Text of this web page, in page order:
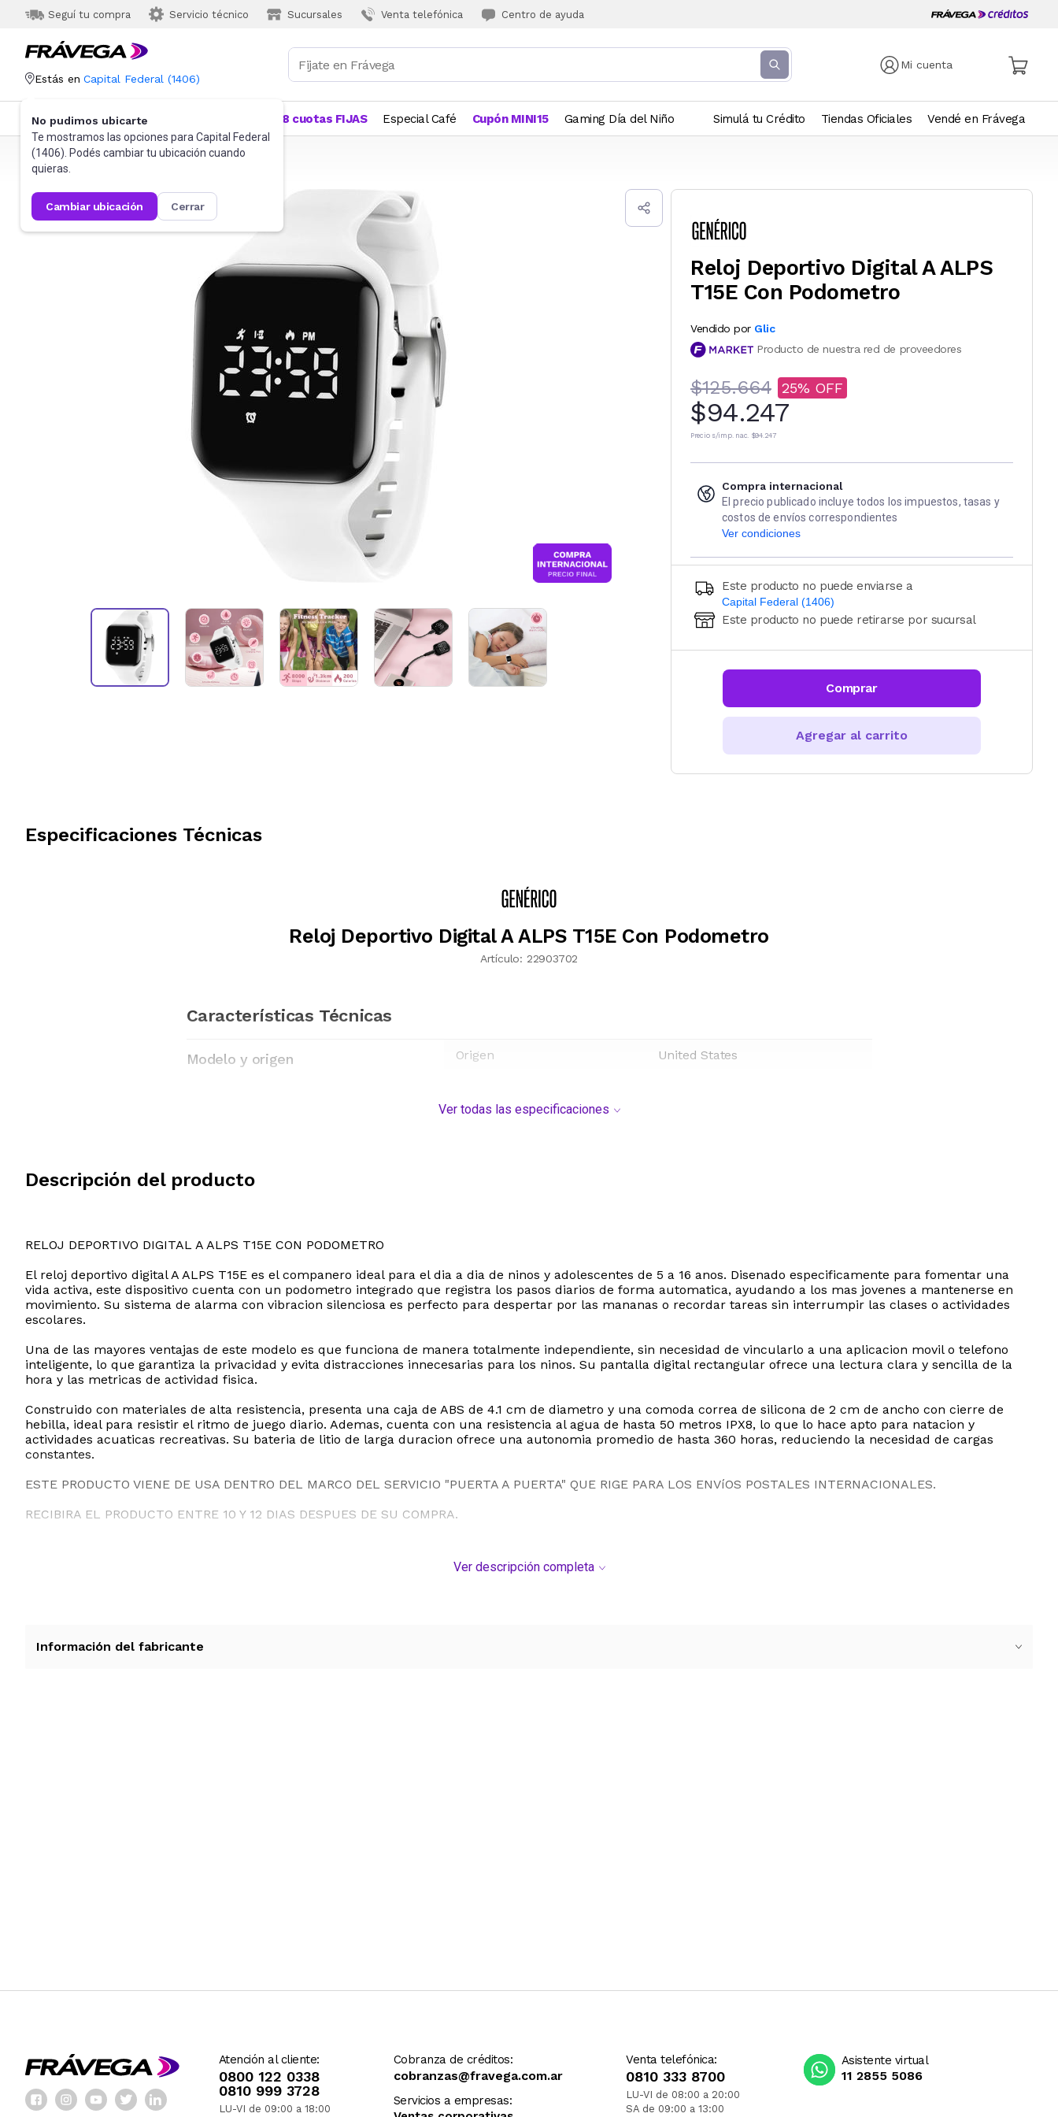
Seguí tu compra Servicio técnico Sucursales Venta telefónica Centro de ayuda
Mi cuenta
Estás en Capital Federal (1406)
No pudimos ubicarte
Te mostramos las opciones para Capital Federal
(1406). Podés cambiar tu ubicación cuando
quieras.
cambiar ubicación cerrar
Categorías Más Vendidos 18 cuotas FIJAS Especial Café Cupón MINI15 Gaming Día del Niño Simulá tu Crédito Tiendas Oficiales Vendé en Frávega
Frávega Relojes Relojes para niños
Reloj Deportivo Digital A ALPS
T15E Con Podometro
Vendido por Glic
Producto de nuestra red de proveedores
$125.664 25
$94.247
Precio s/imp. nac. $94.247
Compra internacional
El precio publicado incluye todos los impuestos, tasas y
costos de envíos correspondientes
Ver condiciones
Este producto no puede enviarse a
Capital Federal (1406)
Ingresá código postal (sólo números)
CALCULAR
Este producto no puede retirarse por sucursal
Comprar
Agregar al carrito
Especificaciones Técnicas
Reloj Deportivo Digital A ALPS T15E Con Podometro
Artículo: 22903702
Características Técnicas
Modelo y origen Origen United States
Ver todas las especificaciones
Descripción del producto
RELOJ DEPORTIVO DIGITAL A ALPS T15E CON PODOMETRO
El reloj deportivo digital A ALPS T15E es el companero ideal para el dia a dia de ninos y adolescentes de 5 a 16 anos. Disenado especificamente para fomentar una
vida activa, este dispositivo cuenta con un podometro integrado que registra los pasos diarios de forma automatica, ayudando a los mas jovenes a mantenerse en
movimiento. Su sistema de alarma con vibracion silenciosa es perfecto para despertar por las mananas o recordar tareas sin interrumpir las clases o actividades
escolares.
Una de las mayores ventajas de este modelo es que funciona de manera totalmente independiente, sin necesidad de vincularlo a una aplicacion movil o telefono
inteligente, lo que garantiza la privacidad y evita distracciones innecesarias para los ninos. Su pantalla digital rectangular ofrece una lectura clara y sencilla de la
hora y las metricas de actividad fisica.
Construido con materiales de alta resistencia, presenta una caja de ABS de 4.1 cm de diametro y una comoda correa de silicona de 2 cm de ancho con cierre de
hebilla, ideal para resistir el ritmo de juego diario. Ademas, cuenta con una resistencia al agua de hasta 50 metros IPX8, lo que lo hace apto para natacion y
actividades acuaticas recreativas. Su bateria de litio de larga duracion ofrece una autonomia promedio de hasta 360 horas, reduciendo la necesidad de cargas
constantes.
ESTE PRODUCTO VIENE DE USA DENTRO DEL MARCO DEL SERVICIO "PUERTA A PUERTA" QUE RIGE PARA LOS ENVíOS POSTALES INTERNACIONALES.
RECIBIRA EL PRODUCTO ENTRE 10 Y 12 DIAS DESPUES DE SU COMPRA.
Ver descripción completa
Información del fabricante
Atención al cliente:
0800 122 0338
0810 999 3728
LU-VI de 09:00 a 18:00
Cobranza de créditos:
cobranzas@fravega.com.ar
Servicios a empresas:
Venta telefónica:
0810 333 8700
LU-VI de 08:00 a 20:00
SA de 09:00 a 13:00
Asistente virtual
11 2855 5086